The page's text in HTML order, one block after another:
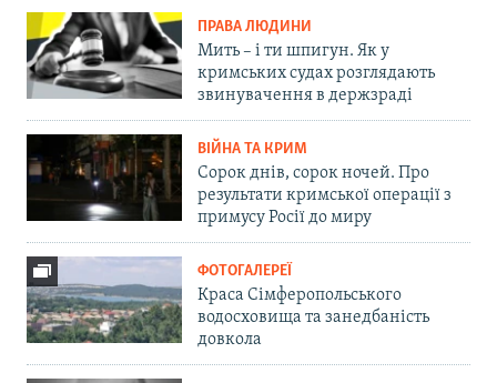
ПРАВА ЛЮДИНИ
Мить – і ти шпигун. Як у
кримських судах розглядають
звинувачення в держзраді
ВІЙНА ТА КРИМ
Сорок днів, сорок ночей. Про
результати кримської операції з
примусу Росії до миру
ФОТОГАЛЕРЕЇ
Краса Сімферопольського
водосховища та занедбаність
довкола